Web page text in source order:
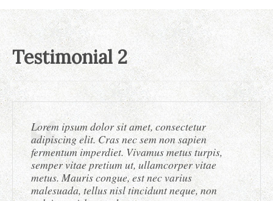
Testimonial 2
Lorem ipsum dolor sit amet, consectetur
adipiscing elit. Cras nec sem non sapien
fermentum imperdiet. Vivamus metus turpis,
semper vitae pretium ut, ullamcorper vitae
metus. Mauris congue, est nec varius
malesuada, tellus nisl tincidunt neque, non